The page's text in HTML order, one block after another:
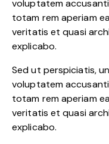
voluptatem
totam rem aperiam
veritatis et quasi
explicabo.
Sed ut perspiciatis,
voluptatem
totam rem aperiam
veritatis et quasi
explicabo.